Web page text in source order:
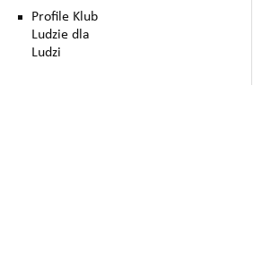
Profile Klub
Ludzie dla
Ludzi